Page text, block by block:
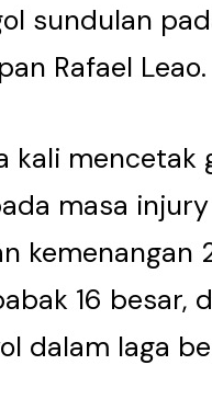
sundulan
Rafael Leao.
kali mencetak
masa
kemenangan
16 besar,
dalam laga